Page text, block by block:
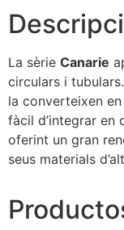
La sèrie Canarie
circulars i
la converteixen
fàcil d’integrar en
oferint un gran
seus materials